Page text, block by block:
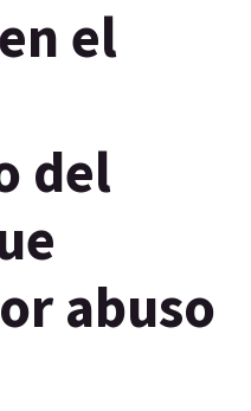
el
del
abuso